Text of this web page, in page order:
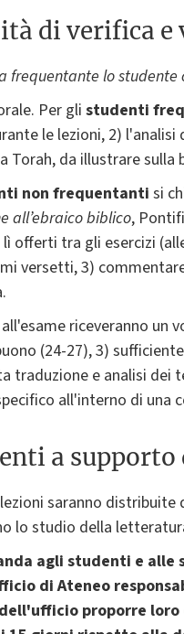
di verifica
frequentante lo
Per glistudenti
le lezioni, 2) l'analisi
Torah, da illustrare
non frequentanti si
all’ebraico biblico,
offerti tra gli esercizi
versetti, 3)
riceveranno un
(24-27), 3)
traduzione e analisi dei
all'interno di una
a
saranno
lo studio della
agli studenti e
di Ateneo
proporre